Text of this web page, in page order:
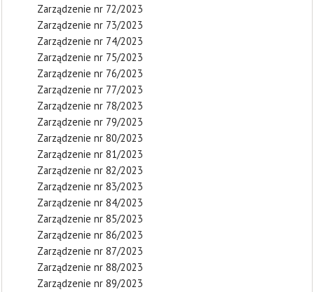
Zarządzenie nr 72/2023
Zarządzenie nr 73/2023
Zarządzenie nr 74/2023
Zarządzenie nr 75/2023
Zarządzenie nr 76/2023
Zarządzenie nr 77/2023
Zarządzenie nr 78/2023
Zarządzenie nr 79/2023
Zarządzenie nr 80/2023
Zarządzenie nr 81/2023
Zarządzenie nr 82/2023
Zarządzenie nr 83/2023
Zarządzenie nr 84/2023
Zarządzenie nr 85/2023
Zarządzenie nr 86/2023
Zarządzenie nr 87/2023
Zarządzenie nr 88/2023
Zarządzenie nr 89/2023